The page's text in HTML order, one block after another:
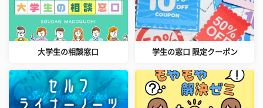
大学生の相談窓口 学生の窓口 限定クーポン